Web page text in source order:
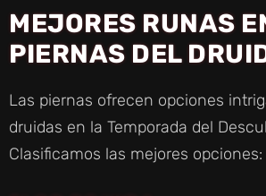
MEJORES RUNAS
PIERNAS DEL
Las piernas ofrecen opciones
druidas en la Temporada del
Clasificamos las mejores opciones: